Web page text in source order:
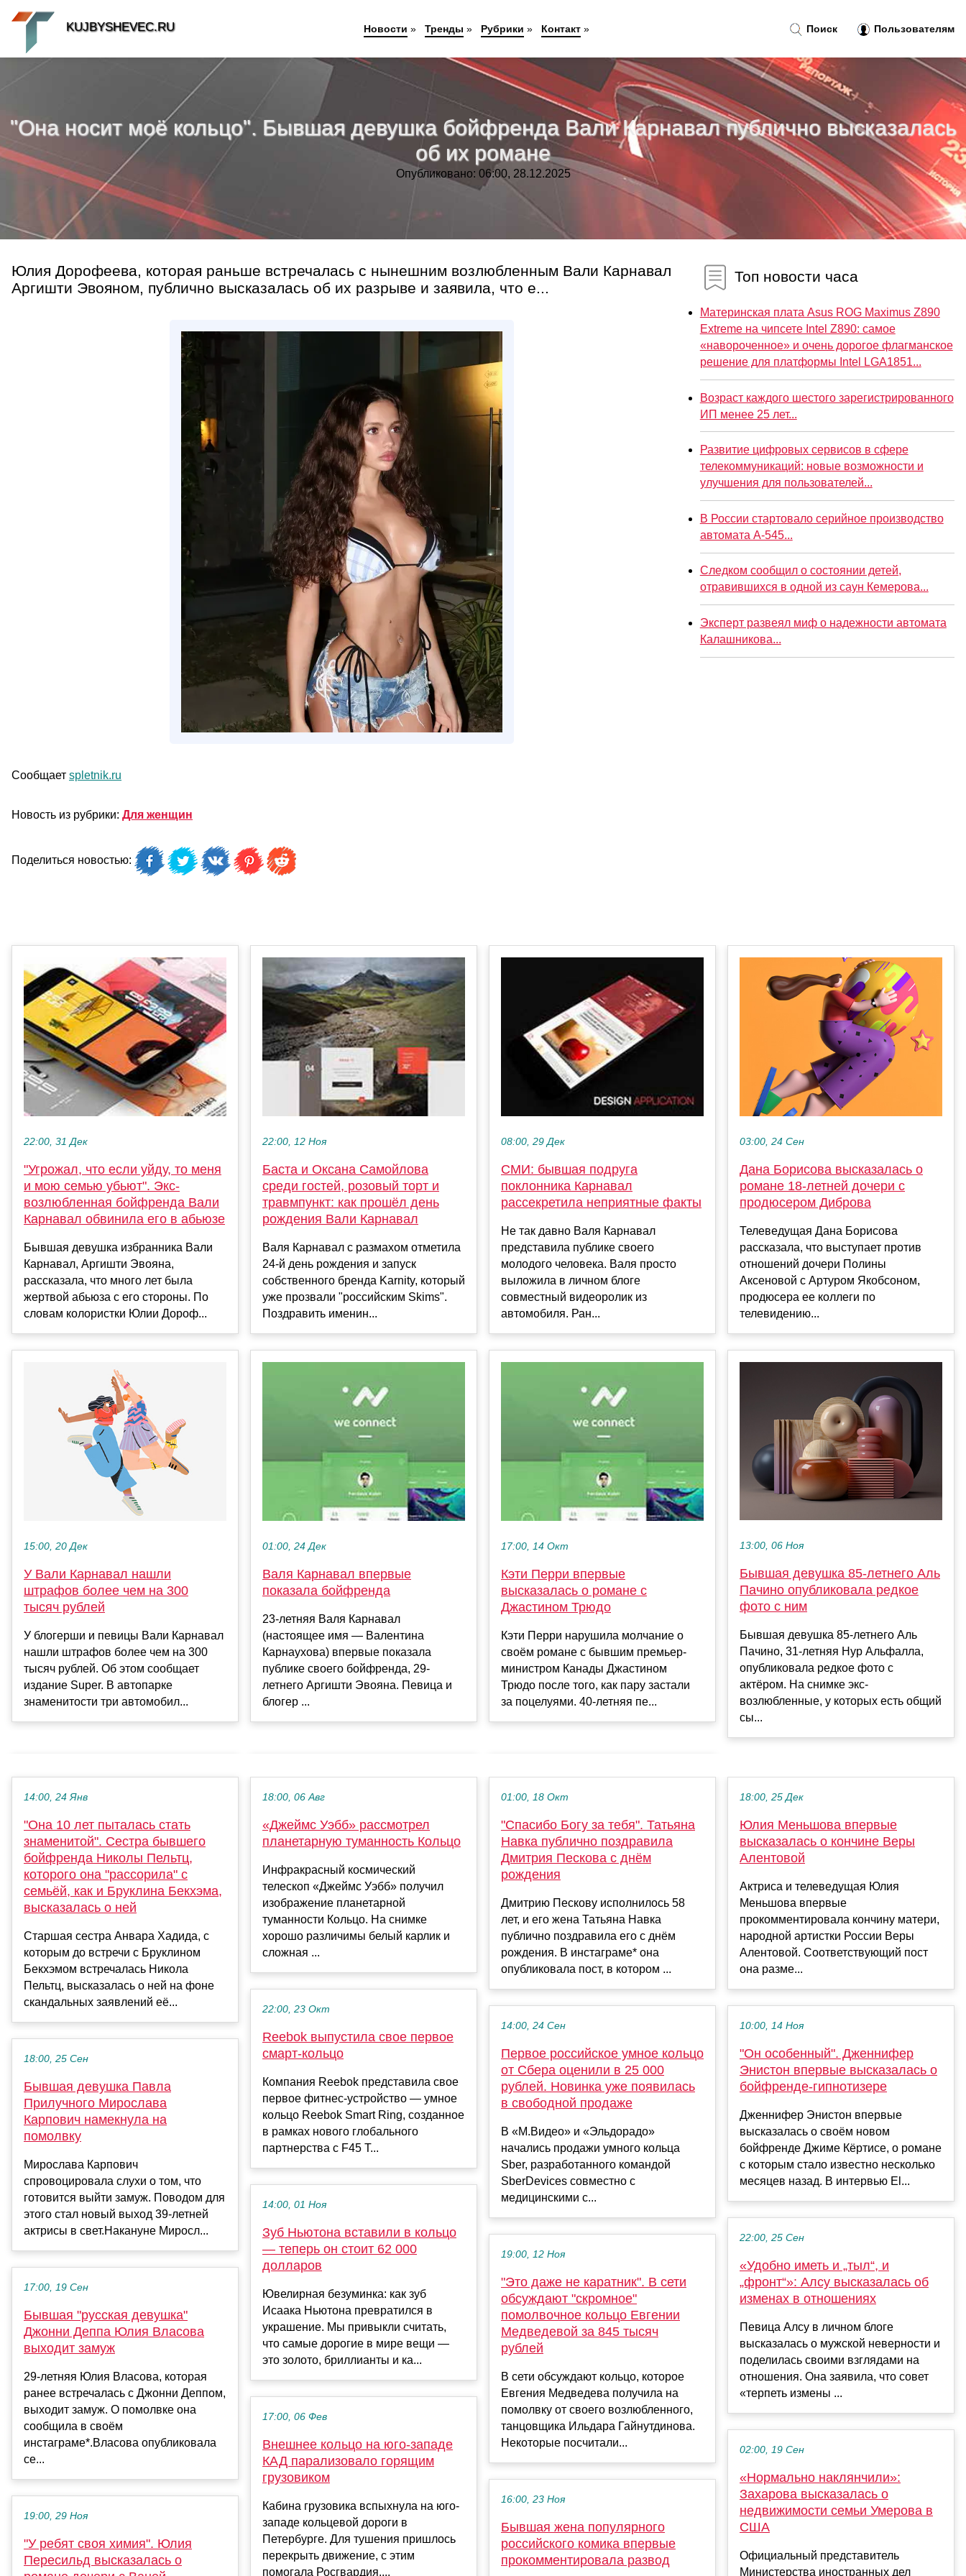
"Она носит моё кольцо". Бывшая девушка бойфренда Вали Карнавал публично высказалась
об их романе
Опубликовано: 06:00, 28.12.2025
Юлия Дорофеева, которая раньше встречалась с нынешним возлюбленным Вали Карнавал
Аргишти Эвояном, публично высказалась об их разрыве и заявила, что е...
Сообщает spletnik.ru
Новость из рубрики: Для женщин
Поделиться новостью:
Топ новости часа
Материнская плата Asus ROG Maximus Z890
Extreme на чипсете Intel Z890: самое
«навороченное» и очень дорогое флагманское
решение для платформы Intel LGA1851...
Возраст каждого шестого зарегистрированного
ИП менее 25 лет...
Развитие цифровых сервисов в сфере
телекоммуникаций: новые возможности и
улучшения для пользователей...
В России стартовало серийное производство
автомата А-545...
Следком сообщил о состоянии детей,
отравившихся в одной из саун Кемерова...
Эксперт развеял миф о надежности автомата
Калашникова...
22:00, 31 Дек
"Угрожал, что если уйду, то меня
и мою семью убьют". Экс-
возлюбленная бойфренда Вали
Карнавал обвинила его в абьюзе
Бывшая девушка избранника Вали
Карнавал, Аргишти Эвояна,
рассказала, что много лет была
жертвой абьюза с его стороны. По
словам колористки Юлии Дороф...
15:00, 20 Дек
У Вали Карнавал нашли
штрафов более чем на 300
тысяч рублей
У блогерши и певицы Вали Карнавал
нашли штрафов более чем на 300
тысяч рублей. Об этом сообщает
издание Super. В автопарке
знаменитости три автомобил...
22:00, 12 Ноя
Баста и Оксана Самойлова
среди гостей, розовый торт и
травмпункт: как прошёл день
рождения Вали Карнавал
Валя Карнавал с размахом отметила
24-й день рождения и запуск
собственного бренда Karnity, который
уже прозвали "российским Skims".
Поздравить именин...
01:00, 24 Дек
Валя Карнавал впервые
показала бойфренда
23-летняя Валя Карнавал
(настоящее имя — Валентина
Карнаухова) впервые показала
публике своего бойфренда, 29-
летнего Аргишти Эвояна. Певица и
блогер ...
08:00, 29 Дек
СМИ: бывшая подруга
поклонника Карнавал
рассекретила неприятные факты
Не так давно Валя Карнавал
представила публике своего
молодого человека. Валя просто
выложила в личном блоге
совместный видеоролик из
автомобиля. Ран...
17:00, 14 Окт
Кэти Перри впервые
высказалась о романе с
Джастином Трюдо
Кэти Перри нарушила молчание о
своём романе с бывшим премьер-
министром Канады Джастином
Трюдо после того, как пару застали
за поцелуями. 40-летняя пе...
03:00, 24 Сен
Дана Борисова высказалась о
романе 18-летней дочери с
продюсером Диброва
Телеведущая Дана Борисова
рассказала, что выступает против
отношений дочери Полины
Аксеновой с Артуром Якобсоном,
продюсера ее коллеги по
телевидению...
13:00, 06 Ноя
Бывшая девушка 85-летнего Аль
Пачино опубликовала редкое
фото с ним
Бывшая девушка 85-летнего Аль
Пачино, 31-летняя Нур Альфалла,
опубликовала редкое фото с
актёром. На снимке экс-
возлюбленные, у которых есть общий
сы...
14:00, 24 Янв
"Она 10 лет пыталась стать
знаменитой". Сестра бывшего
бойфренда Николы Пельтц,
которого она "рассорила" с
семьёй, как и Бруклина Бекхэма,
высказалась о ней
Старшая сестра Анвара Хадида, с
которым до встречи с Бруклином
Бекхэмом встречалась Никола
Пельтц, высказалась о ней на фоне
скандальных заявлений её...
18:00, 25 Сен
Бывшая девушка Павла
Прилучного Мирослава
Карпович намекнула на
помолвку
Мирослава Карпович
спровоцировала слухи о том, что
готовится выйти замуж. Поводом для
этого стал новый выход 39-летней
актрисы в свет.Накануне Миросл...
17:00, 19 Сен
Бывшая "русская девушка"
Джонни Деппа Юлия Власова
выходит замуж
29-летняя Юлия Власова, которая
ранее встречалась с Джонни Деппом,
выходит замуж. О помолвке она
сообщила в своём
инстаграме*.Власова опубликовала
се...
19:00, 29 Ноя
"У ребят своя химия". Юлия
Пересильд высказалась о
18:00, 06 Авг
«Джеймс Уэбб» рассмотрел
планетарную туманность Кольцо
Инфракрасный космический
телескоп «Джеймс Уэбб» получил
изображение планетарной
туманности Кольцо. На снимке
хорошо различимы белый карлик и
сложная ...
22:00, 23 Окт
Reebok выпустила свое первое
смарт-кольцо
Компания Reebok представила свое
первое фитнес-устройство — умное
кольцо Reebok Smart Ring, созданное
в рамках нового глобального
партнерства с F45 T...
14:00, 01 Ноя
Зуб Ньютона вставили в кольцо
— теперь он стоит 62 000
долларов
Ювелирная безуминка: как зуб
Исаака Ньютона превратился в
украшение. Мы привыкли считать,
что самые дорогие в мире вещи —
это золото, бриллианты и ка...
17:00, 06 Фев
Внешнее кольцо на юго-западе
КАД парализовало горящим
грузовиком
Кабина грузовика вспыхнула на юго-
западе кольцевой дороги в
Петербурге. Для тушения пришлось
перекрыть движение, с этим
помогала Росгвардия....
01:00, 18 Окт
"Спасибо Богу за тебя". Татьяна
Навка публично поздравила
Дмитрия Пескова с днём
рождения
Дмитрию Пескову исполнилось 58
лет, и его жена Татьяна Навка
публично поздравила его с днём
рождения. В инстаграме* она
опубликовала пост, в котором ...
14:00, 24 Сен
Первое российское умное кольцо
от Сбера оценили в 25 000
рублей. Новинка уже появилась
в свободной продаже
В «М.Видео» и «Эльдорадо»
начались продажи умного кольца
Sber, разработанного командой
SberDevices совместно с
медицинскими с...
19:00, 12 Ноя
"Это даже не каратник". В сети
обсуждают "скромное"
помолвочное кольцо Евгении
Медведевой за 845 тысяч
рублей
В сети обсуждают кольцо, которое
Евгения Медведева получила на
помолвку от своего возлюбленного,
танцовщика Ильдара Гайнутдинова.
Некоторые посчитали...
16:00, 23 Ноя
Бывшая жена популярного
российского комика впервые
прокомментировала развод
18:00, 25 Дек
Юлия Меньшова впервые
высказалась о кончине Веры
Алентовой
Актриса и телеведущая Юлия
Меньшова впервые
прокомментировала кончину матери,
народной артистки России Веры
Алентовой. Соответствующий пост
она разме...
10:00, 14 Ноя
"Он особенный". Дженнифер
Энистон впервые высказалась о
бойфренде-гипнотизере
Дженнифер Энистон впервые
высказалась о своём новом
бойфренде Джиме Кёртисе, о романе
с которым стало известно несколько
месяцев назад. В интервью El...
22:00, 25 Сен
«Удобно иметь и „тыл“, и
„фронт“»: Алсу высказалась об
изменах в отношениях
Певица Алсу в личном блоге
высказалась о мужской неверности и
поделилась своими взглядами на
отношения. Она заявила, что совет
«терпеть измены ...
02:00, 19 Сен
«Нормально наклянчили»:
Захарова высказалась о
недвижимости семьи Умерова в
США
Официальный представитель
Министерства иностранных дел
Поиск Пользователям
KUJBYSHEVEC.RU Новости » Тренды » Рубрики » Контакт»